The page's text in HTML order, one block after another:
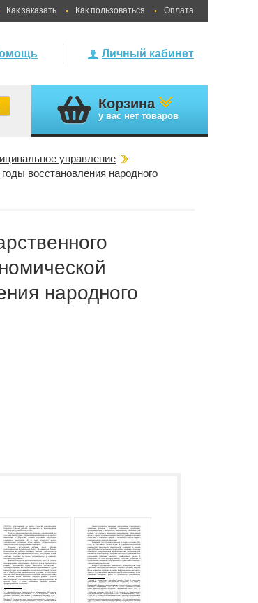
Как заказать Как пользоваться Оплата
Личный кабинет
Корзина
у вас нет товаров
управление
восстановления народного
народного